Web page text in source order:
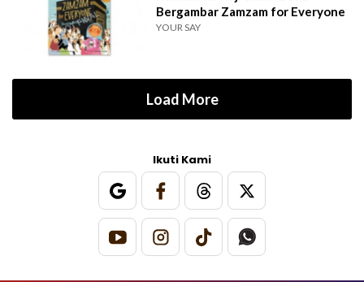
Bergambar Zamzam for Everyone
YOUR SAY
Load More
Ikuti Kami